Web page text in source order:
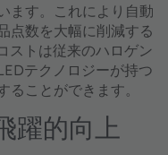
ます。これにより自動
点数を大幅に削減する
ストは従来のハロゲン
テクノロジーが持つ
ことができます。
躍的向上